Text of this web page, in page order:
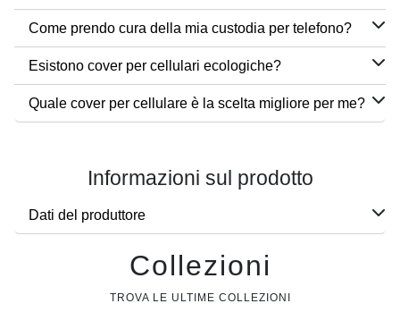
Come prendo cura della mia custodia per telefono?
Esistono cover per cellulari ecologiche?
Quale cover per cellulare è la scelta migliore per me?
Informazioni sul prodotto
Dati del produttore
Collezioni
TROVA LE ULTIME COLLEZIONI